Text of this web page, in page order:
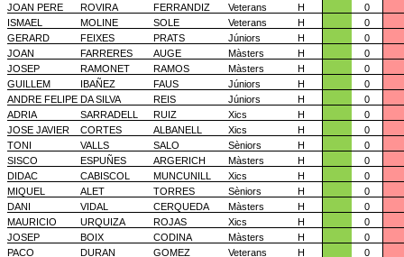
JOAN PERE ROVIRA FERRANDIZ Veterans H
0
ISMAEL
MOLINE SOLE Veterans H
0
GERARD
FEIXES PRATS Júniors H
0
JOAN
FARRERES AUGE Màsters H
0
JOSEP
RAMONET RAMOS Màsters H
0
GUILLEM
IBAÑEZ FAUS Júniors H
0
ANDRE FELIPE DA SILVA REIS Júniors H
0
ADRIA
SARRADELL RUIZ Xics H
0
JOSE JAVIER
CORTES ALBANELL Xics H
0
TONI
VALLS SALO Sèniors H
0
SISCO
ESPUÑES ARGERICH Màsters H
0
DIDAC
CABISCOL MUNCUNILL Xics H
0
MIQUEL
ALET TORRES Sèniors H
0
DANI
VIDAL CERQUEDA Màsters H
0
MAURICIO
URQUIZA ROJAS Xics H
0
JOSEP
BOIX CODINA Màsters H
0
PACO
DURAN GOMEZ Veterans H
0